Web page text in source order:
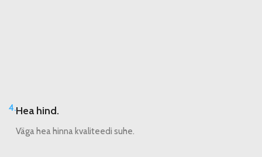
4.Hea hind.
Väga hea hinna kvaliteedi suhe.